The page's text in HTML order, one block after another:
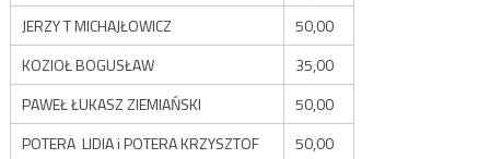
JERZY T MICHAJŁOWICZ
50,00
KOZIOŁ BOGUSŁAW
35,00
PAWEŁ ŁUKASZ ZIEMIAŃSKI
50,00
POTERA LIDIA i POTERA KRZYSZTOF
50,00